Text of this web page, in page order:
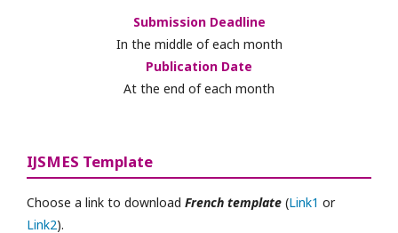
Submission Deadline
In the middle of each month
Publication Date
At the end of each month
IJSMES Template
Choose a link to download French template (Link1 or
Link2).